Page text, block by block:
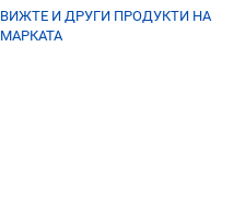
ВИЖТЕ И ДРУГИ ПРОДУКТИ НА
МАРКАТА